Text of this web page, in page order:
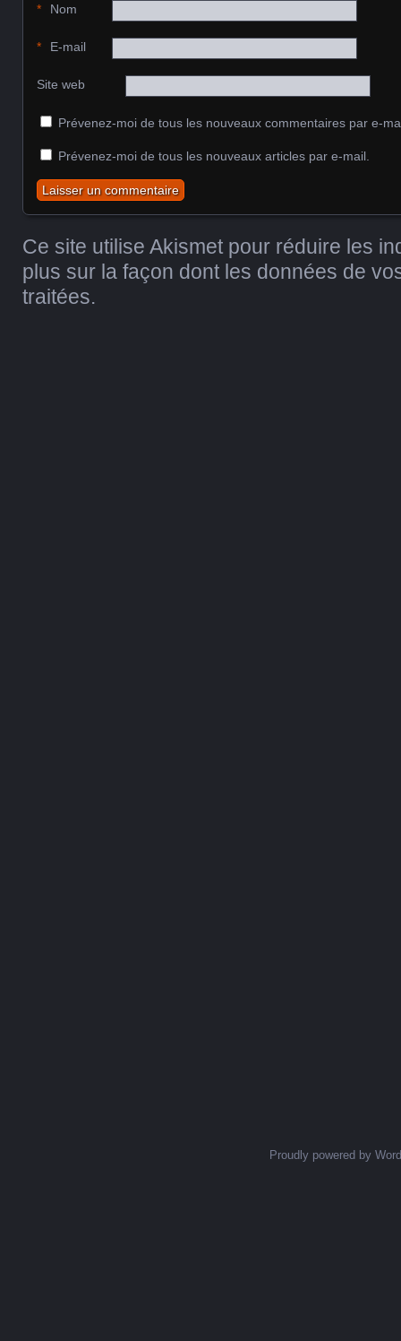
Nom
*
E-mail
*
Site web
Prévenez-moi de tous les nouveaux commentaires par e-
Prévenez-moi de tous les nouveaux articles par e-mail.
Ce site utilise Akismet pour réduire les
plus sur la façon dont les données de
traitées.
Proudly powered by